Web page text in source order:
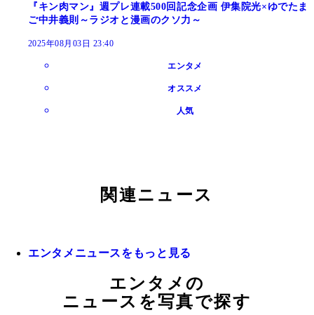
『キン肉マン』週プレ連載500回記念企画 伊集院光×ゆでたま
ご中井義則～ラジオと漫画のクソ力～
2025年08月03日 23:40
エンタメ
オススメ
人気
関連ニュース
エンタメニュースをもっと見る
エンタメの
ニュースを写真で探す